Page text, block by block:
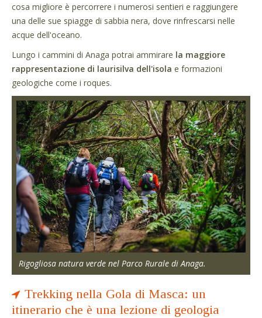
cosa migliore è percorrere i numerosi sentieri e raggiungere
una delle sue spiagge di sabbia nera, dove rinfrescarsi nelle
acque dell'oceano.
Lungo i cammini di Anaga potrai ammirare la maggiore
rappresentazione di laurisilva dell'isola e formazioni
geologiche come i roques.
Rigogliosa natura verde nel Parco Rurale di Anaga.
Trekking nella Gola di Masca: un
itinerario che è una lezione di geologia